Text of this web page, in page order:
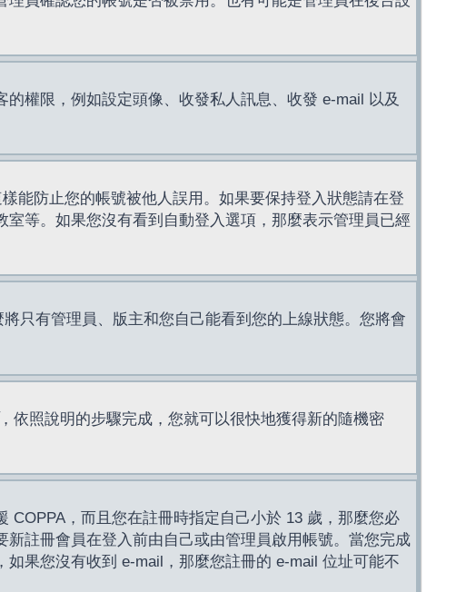
權限，例如設定頭像、收發私人訊息、收發 e-mail 以及
能防止您的帳號被他人誤用。如果要保持登入狀態請在登
等。如果您沒有看到自動登入選項，那麼表示管理員已經
將只有管理員、版主和您自己能看到您的上線狀態。您將會
依照說明的步驟完成，您就可以很快地獲得新的隨機密
，而且您在註冊時指定自己小於 13 歲，那麼您必
註冊會員在登入前由自己或由管理員啟用帳號。當您完成
果您沒有收到 e-mail，那麼您註冊的 e-mail 位址可能不